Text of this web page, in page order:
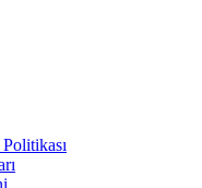
İbrahim Kutluay ile bir
Edvina Sponza, hafta sonu
doğrulayarak "Asla
bulundu.
sonu...